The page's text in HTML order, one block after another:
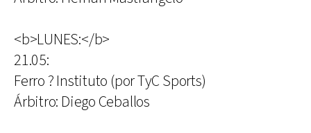
<b>LUNES:</b>
21.05:
Ferro ? Instituto (por TyC Sports)
Árbitro: Diego Ceballos